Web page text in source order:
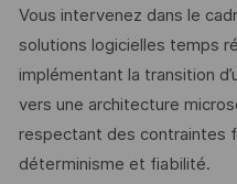
Vous intervenez dans le
solutions logicielles temps
implémentant la transition
vers une architecture
respectant des contraintes
déterminisme et fiabilité.